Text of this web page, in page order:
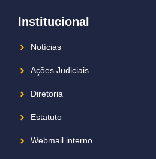
Institucional
Notícias
Ações Judiciais
Diretoria
Estatuto
Webmail interno